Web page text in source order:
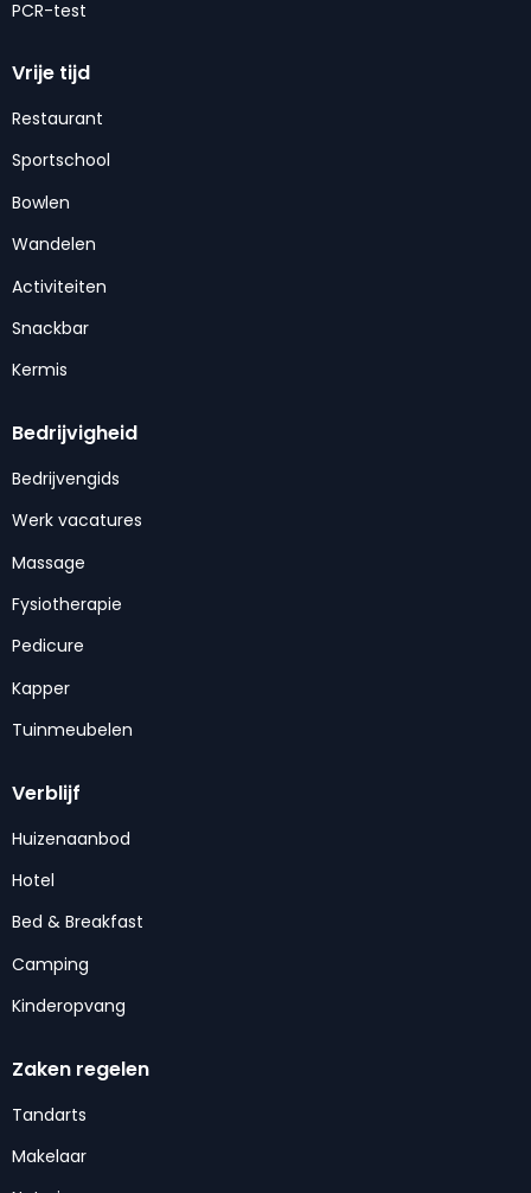
PCR-test
Vrije tijd
Restaurant
Sportschool
Bowlen
Wandelen
Activiteiten
Snackbar
Kermis
Bedrijvigheid
Bedrijvengids
Werk vacatures
Massage
Fysiotherapie
Pedicure
Kapper
Tuinmeubelen
Verblijf
Huizenaanbod
Hotel
Bed & Breakfast
Camping
Kinderopvang
Zaken regelen
Tandarts
Makelaar